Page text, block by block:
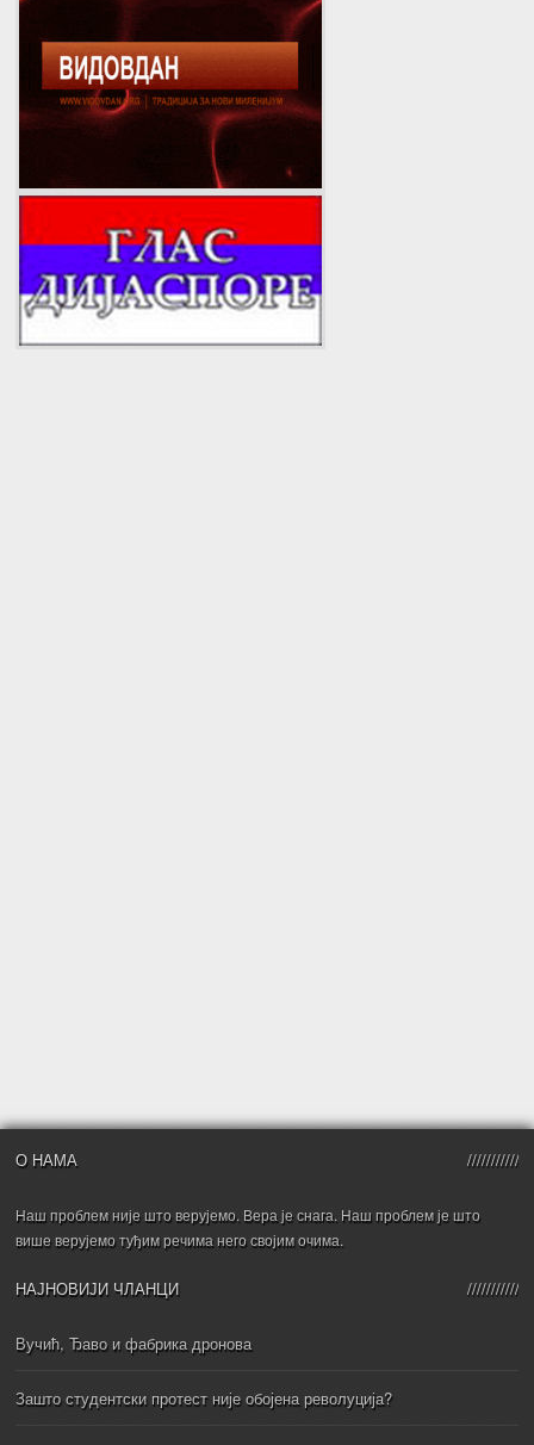
О НАМА
Наш проблем није што верујемо. Вера је снага. Наш проблем је што
више верујемо туђим речима него својим очима.
НАЈНОВИЈИ ЧЛАНЦИ
Вучић, Ђаво и фабрика дронова
Зашто студентски протест није обојена револуција?